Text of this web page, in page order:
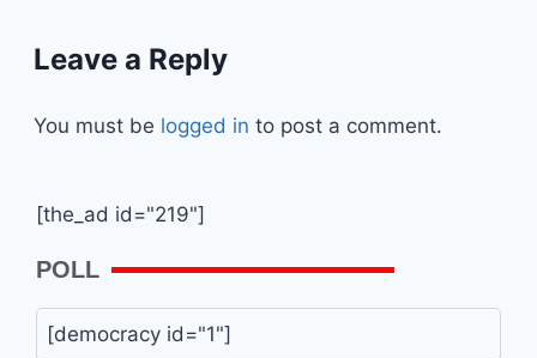
Leave a Reply
You must be logged in to post a comment.
[the_ad id="219"]
POLL
[democracy id="1"]